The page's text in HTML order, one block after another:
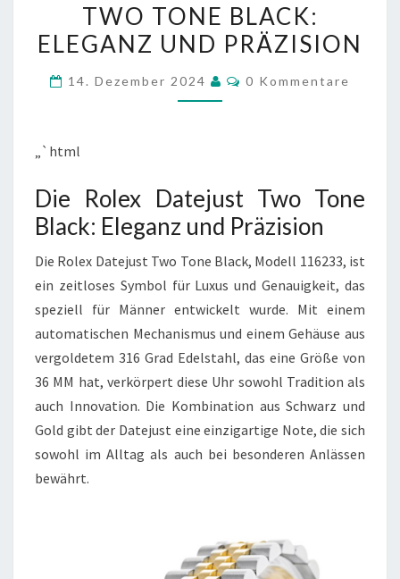
DATEJUST
TWO
BLACK:
TWO TONE BLACK:
ELEGANZ UND PRÄZISION
14. Dezember 2024 Kommentare
0 Kommentare
„`html
Die Rolex Datejust Two Tone
Black: Eleganz und Präzision
Die Rolex Datejust Two Tone Black, Modell 116233, ist
ein zeitloses Symbol für Luxus und Genauigkeit, das
speziell für Männer entwickelt wurde. Mit einem
automatischen Mechanismus und einem Gehäuse aus
vergoldetem 316 Grad Edelstahl, das eine Größe von
36 MM hat, verkörpert diese Uhr sowohl Tradition als
auch Innovation. Die Kombination aus Schwarz und
Gold gibt der Datejust eine einzigartige Note, die sich
sowohl im Alltag als auch bei besonderen Anlässen
bewährt.